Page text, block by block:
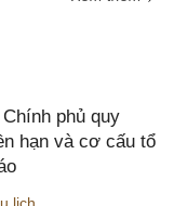
phủ quy
hạn và cơ cấu tổ